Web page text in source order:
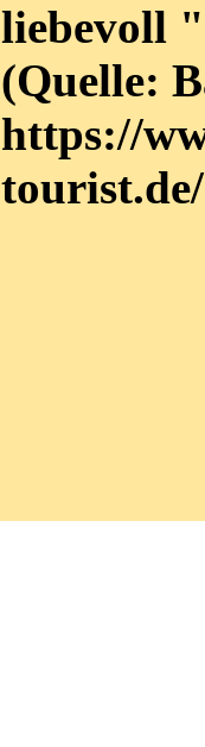
liebevoll
(Quelle:
https://